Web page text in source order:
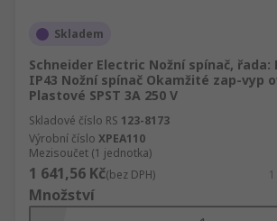
Skladem
Schneider Electric Nožní spínač, řada:
IP43 Nožní spínač Okamžité zap-vyp
Plastové SPST 3A 250 V
Skladové číslo RS 123-8173
Výrobní číslo XPEA110
Mezisoučet (1 jednotka)
1 641,56 Kč(bez DPH)
Množství